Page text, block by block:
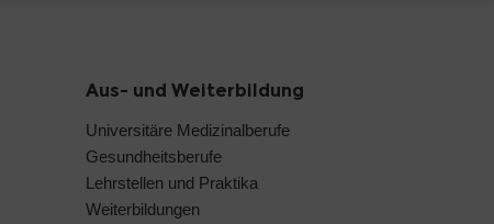
Aus- und Weiterbildung
Universitäre Medizinalberufe
Gesundheitsberufe
Lehrstellen und Praktika
Weiterbildungen